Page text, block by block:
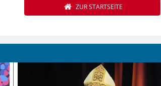
ZUR STARTSEITE